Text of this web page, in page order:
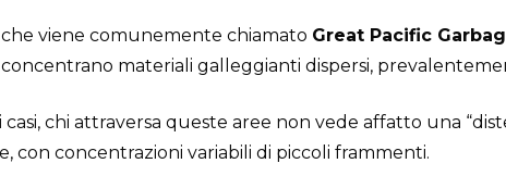
viene comunemente chiamato Great Pacific
materiali galleggianti dispersi,
casi, chi attraversa queste aree non vede affatto una
con concentrazioni variabili di piccoli frammenti.